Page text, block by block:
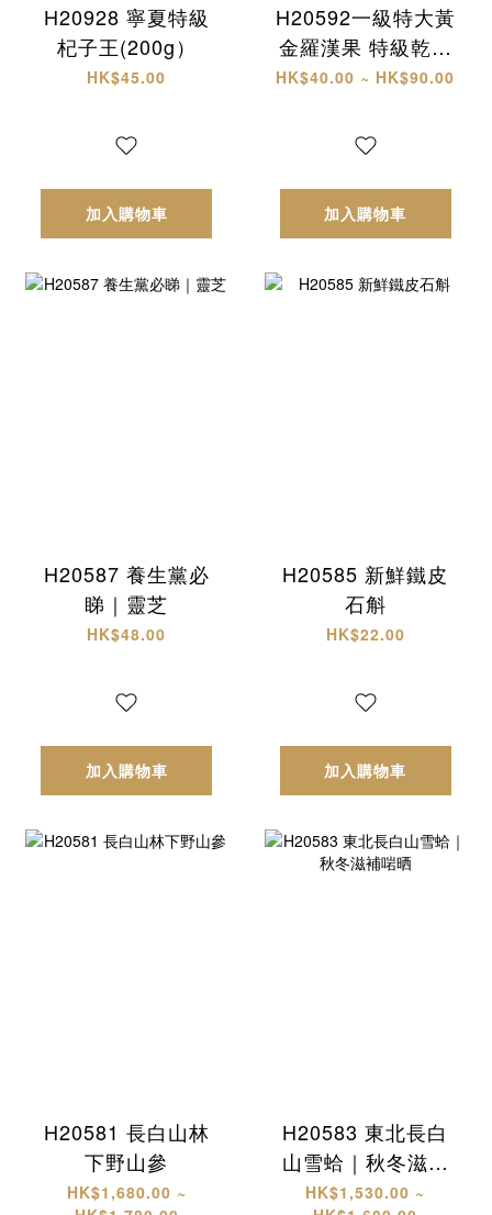
H20928 寧夏特級
杞子王(200g）
HK$45.00
加入購物車
H20592一級特大黃
金羅漢果 特級乾椰
片
HK$40.00 ~ HK$90.00
加入購物車
H20587 養生黨必
睇｜靈芝
HK$48.00
加入購物車
H20585 新鮮鐵皮
石斛
HK$22.00
加入購物車
H20581 長白山林
下野山參
HK$1,680.00 ~
H20583 東北長白
山雪蛤｜秋冬滋補
啱晒
HK$1,530.00 ~